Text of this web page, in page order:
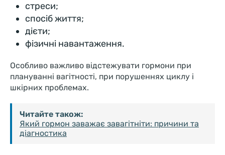
стреси;
спосіб життя;
дієти;
фізичні навантаження.
Особливо важливо відстежувати гормони при
плануванні вагітності, при порушеннях циклу і
шкірних проблемах.
Читайте також:
Який гормон заважає завагітніти: причини та
діагностика